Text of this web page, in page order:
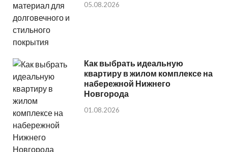
05.08.2026
Как выбрать идеальную
квартиру в жилом комплексе на
набережной Нижнего
Новгорода
01.08.2026